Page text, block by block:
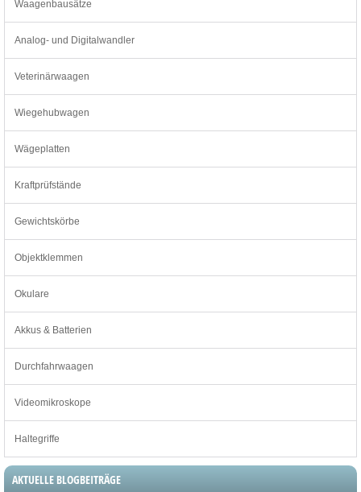
Waagenbausätze
Analog- und Digitalwandler
Veterinärwaagen
Wiegehubwagen
Wägeplatten
Kraftprüfstände
Gewichtskörbe
Objektklemmen
Okulare
Akkus & Batterien
Durchfahrwaagen
Videomikroskope
Haltegriffe
AKTUELLE BLOGBEITRÄGE